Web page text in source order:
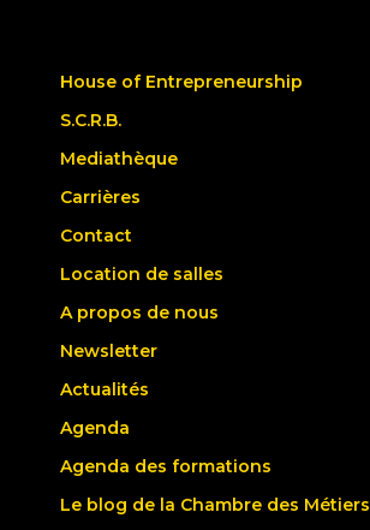
House of Entrepreneurship
S.C.R.B.
Mediathèque
Carrières
Contact
Location de salles
A propos de nous
Newsletter
Actualités
Agenda
Agenda des formations
Le blog de la Chambre des Métiers